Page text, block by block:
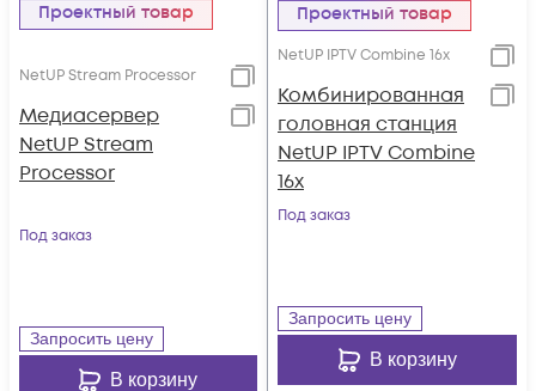
Проектный товар
NetUP Stream Processor
Медиасервер
NetUP Stream
Processor
Под заказ
Запросить цену
В корзину
Проектный товар
NetUP IPTV Combine 16x
Комбинированная
головная станция
NetUP IPTV Combine
16x
Под заказ
Запросить цену
В корзину